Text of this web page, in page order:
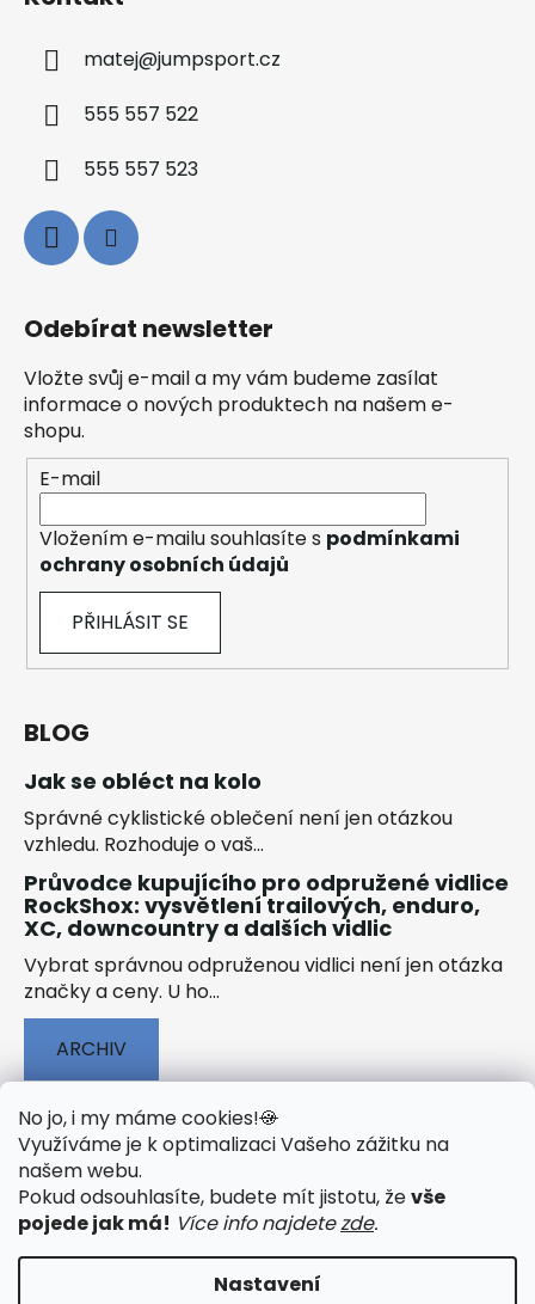
No jo, i my máme cookies!🍪
Využíváme je k optimalizaci Vašeho zážitku na
našem webu.
Pokud odsouhlasíte, budete mít jistotu, ževše
pojede jak má! Více info najdetezde.
Nastavení
matej@jumpsport.cz
555 557 522
555 557 523
Odebírat newsletter
Vložte svůj e-mail a my vám budeme zasílat
informace o nových produktech na našem e-
shopu.
E-mail
Vložením e-mailu souhlasíte s podmínkami
ochrany osobních údajů
PŘIHLÁSIT SE
BLOG
Jak se obléct na kolo
Správné cyklistické oblečení není jen otázkou
vzhledu. Rozhoduje o vaš...
Průvodce kupujícího pro odpružené vidlice
RockShox: vysvětlení trailových, enduro,
XC, downcountry a dalších vidlic
Vybrat správnou odpruženou vidlici není jen otázka
značky a ceny. U ho...
ARCHIV
🟢 TECHNOLOGIE
🟢 O ELEKTROKOLECH
🟢 NÁVODY KE STAŽENÍ